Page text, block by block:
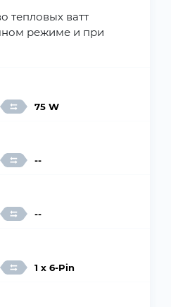
тепловых ватт
режиме и при
75 W
--
--
1 x 6-Pin